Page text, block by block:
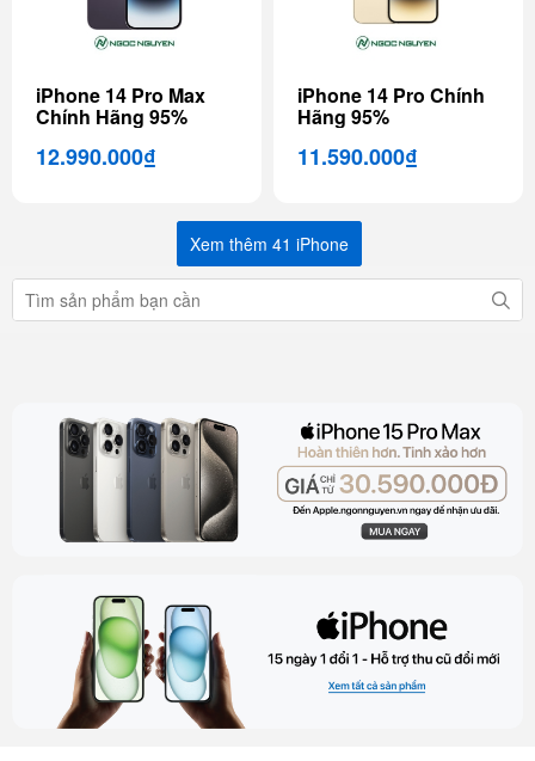
iPhone 14 Pro Max
Chính Hãng 95%
12.990.000₫
iPhone 14 Pro Chính
Hãng 95%
11.590.000₫
Xem thêm 41 iPhone